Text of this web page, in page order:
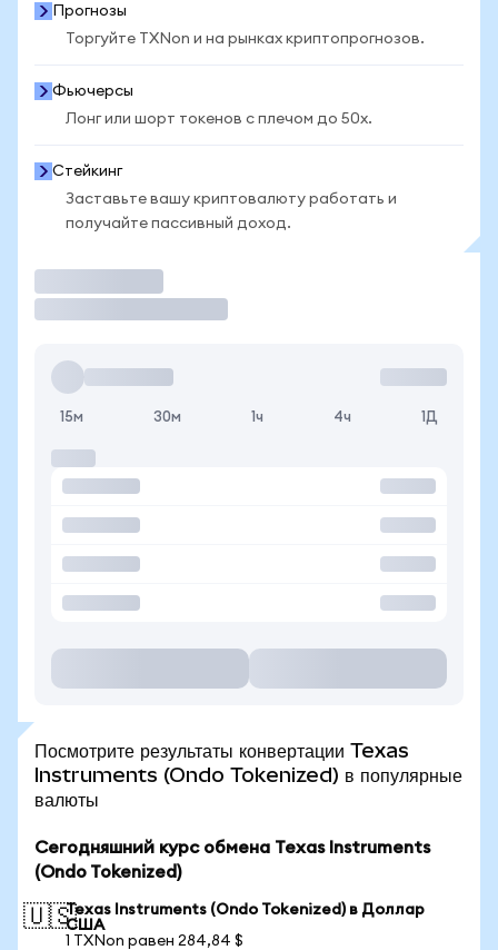
Прогнозы
Торгуйте TXNon и на рынках криптопрогнозов.
Фьючерсы
Лонг или шорт токенов с плечом до 50x.
Стейкинг
Заставьте вашу криптовалюту работать и
получайте пассивный доход.
15м 30м 1ч 4ч 1Д
Посмотрите результаты конвертации Texas
Instruments (Ondo Tokenized) в популярные
валюты
Сегодняшний курс обмена Texas Instruments
(Ondo Tokenized)
🇺🇸Texas Instruments (Ondo Tokenized) в Доллар
США
1 TXNon равен 284,84 $